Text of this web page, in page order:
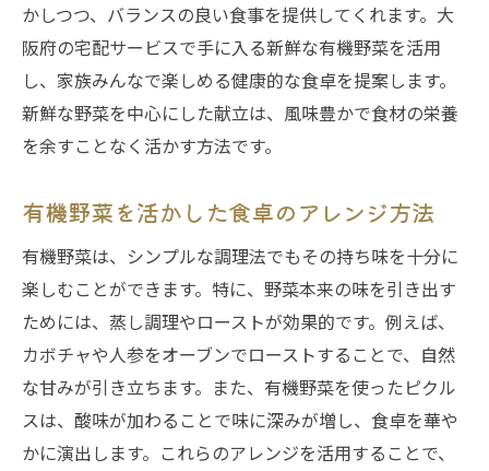
かしつつ、バランスの良い食事を提供してくれます。大
阪府の宅配サービスで手に入る新鮮な有機野菜を活用
し、家族みんなで楽しめる健康的な食卓を提案します。
新鮮な野菜を中心にした献立は、風味豊かで食材の栄養
を余すことなく活かす方法です。
有機野菜を活かした食卓のアレンジ方法
有機野菜は、シンプルな調理法でもその持ち味を十分に
楽しむことができます。特に、野菜本来の味を引き出す
ためには、蒸し調理やローストが効果的です。例えば、
カボチャや人参をオーブンでローストすることで、自然
な甘みが引き立ちます。また、有機野菜を使ったピクル
スは、酸味が加わることで味に深みが増し、食卓を華や
かに演出します。これらのアレンジを活用することで、